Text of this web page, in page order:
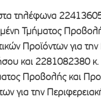
τηλέφωνα
Τμήματος
Προϊόντων για την
και 2281082380
Προβολής και
για την